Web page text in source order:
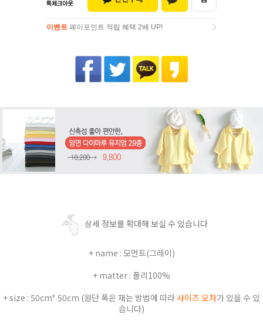
이벤트 페이포인트 적립 혜택 2배 UP!
상세 정보를 확대해 보실 수 있습니다
+ name : 모먼트(그레이)
+ matter : 폴리100%
+ size : 50cm* 50cm (원단 폭은 재는 방법에 따라사이즈 오차가 있을 수 있
습니다)